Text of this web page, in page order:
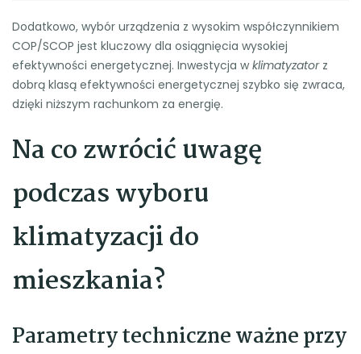
Dodatkowo, wybór urządzenia z wysokim współczynnikiem
COP/SCOP jest kluczowy dla osiągnięcia wysokiej
efektywności energetycznej. Inwestycja wklimatyzatorz
dobrą klasą efektywności energetycznej szybko się zwraca,
dzięki niższym rachunkom za energię.
Na co zwrócić uwagę
podczas wyboru
klimatyzacji do
mieszkania?
Parametry techniczne ważne przy